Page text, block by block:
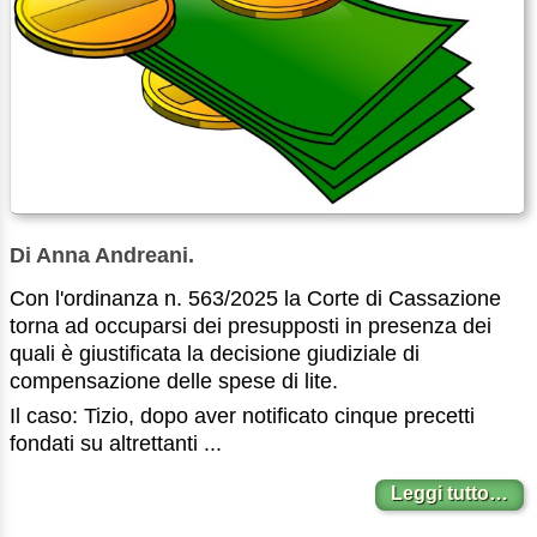
Di Anna Andreani.
Con l'ordinanza n. 563/2025 la Corte di Cassazione
torna ad occuparsi dei presupposti in presenza dei
quali è giustificata la decisione giudiziale di
compensazione delle spese di lite.
Il caso: Tizio, dopo aver notificato cinque precetti
fondati su altrettanti ...
Leggi tutto…